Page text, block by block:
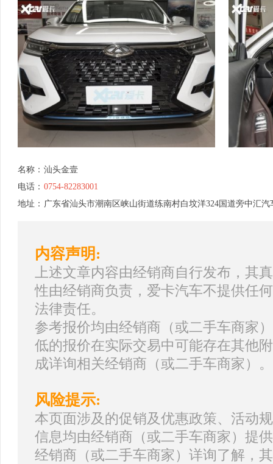
名称： 汕头金壹
电话： 0754-82283001
地址： 广东省汕头市潮南区峡山街道练南村白坟洋324国道旁中汇
内容声明:
上述文章内容由经销商自行发布，其
性由经销商负责，爱卡汽车不提供任
法律责任。
参考报价均由经销商（或二手车商家
低的报价在实际交易中可能存在其他
成详询相关经销商（或二手车商家）。
风险提示:
本页面涉及的促销及优惠政策、活动
信息均由经销商（或二手车商家）提
经销商（或二手车商家）详询了解，